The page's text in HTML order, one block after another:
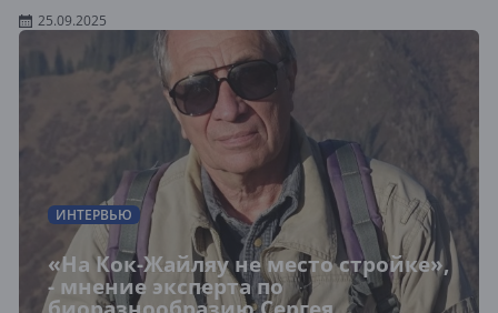
25.09.2025
ИНТЕРВЬЮ
«На Кок-Жайляу не место стройке»,
- мнение эксперта по